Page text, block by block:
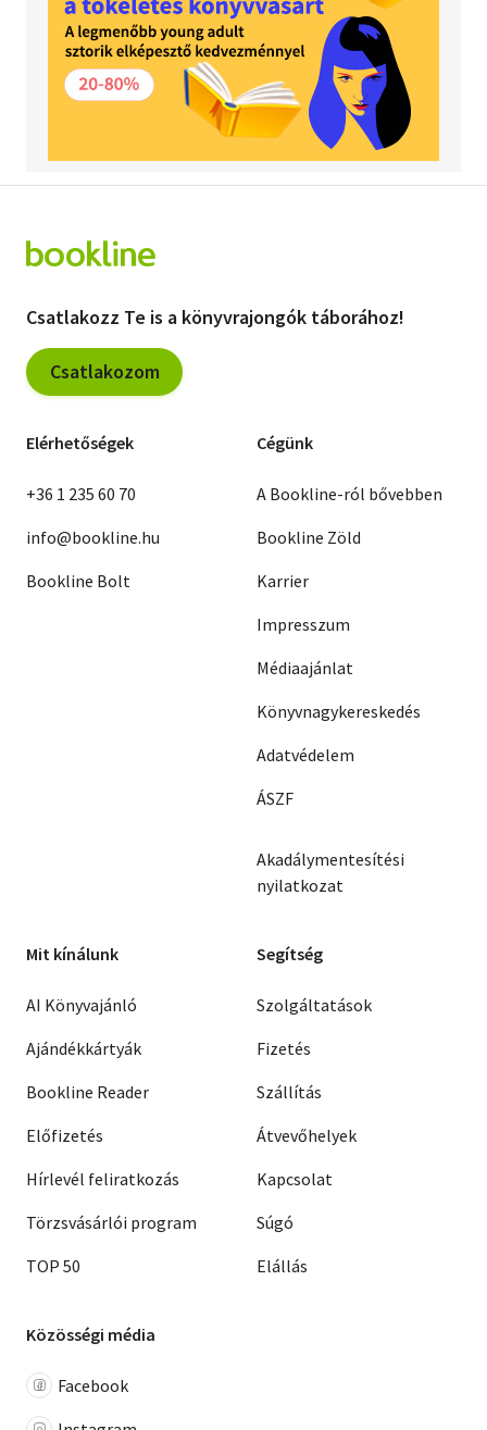
Csatlakozz Te is a könyvrajongók táborához!
Csatlakozom
Elérhetőségek
+36 1 235 60 70
info@bookline.hu
Bookline Bolt
Cégünk
A Bookline-ról bővebben
Bookline Zöld
Karrier
Impresszum
Médiaajánlat
Könyvnagykereskedés
Adatvédelem
ÁSZF
Akadálymentesítési
nyilatkozat
Mit kínálunk
AI Könyvajánló
Ajándékkártyák
Bookline Reader
Előfizetés
Hírlevél feliratkozás
Törzsvásárlói program
TOP 50
Segítség
Szolgáltatások
Fizetés
Szállítás
Átvevőhelyek
Kapcsolat
Súgó
Elállás
Közösségi média
Facebook